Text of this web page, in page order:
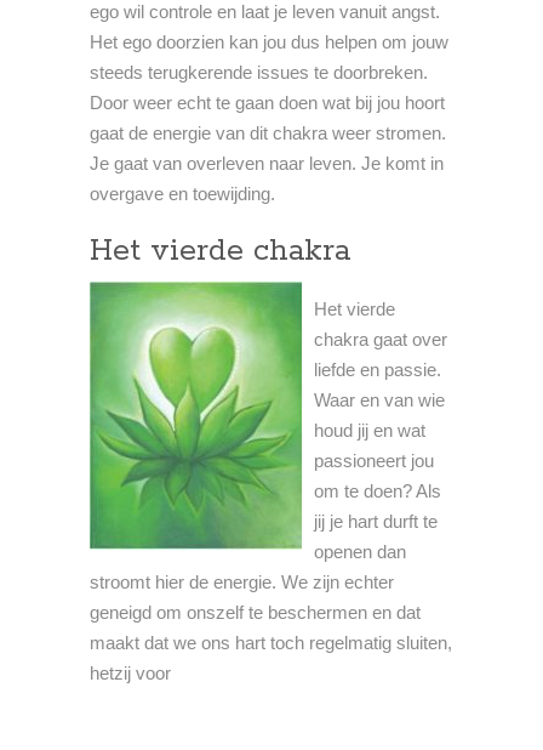
ego wil controle en laat je leven vanuit angst.
Het ego doorzien kan jou dus helpen om jouw
steeds terugkerende issues te doorbreken.
Door weer echt te gaan doen wat bij jou hoort
gaat de energie van dit chakra weer stromen.
Je gaat van overleven naar leven. Je komt in
overgave en toewijding.
Het vierde chakra
Het vierde
chakra gaat over
liefde en passie.
Waar en van wie
houd jij en wat
passioneert jou
om te doen? Als
jij je hart durft te
openen dan
stroomt hier de energie. We zijn echter
geneigd om onszelf te beschermen en dat
maakt dat we ons hart toch regelmatig sluiten,
hetzij voor